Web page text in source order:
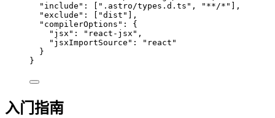
"include" : [ " .astro/types.d.ts " , " **/* " ],
"exclude" : [ "dist " ],
"compilerOptions" : {
"jsx" : " react-jsx " ,
"jsxImportSource" : " react "
}
}
入门指南